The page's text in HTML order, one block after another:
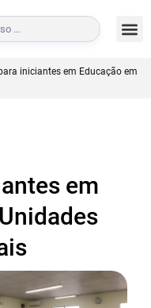
BUSCAR
iniciantes em Educação em
em